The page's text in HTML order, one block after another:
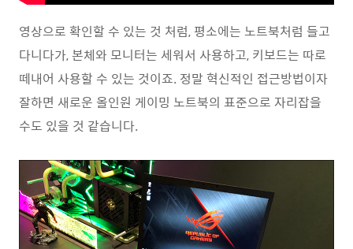
영상으로 확인할 수 있는 것 처럼, 평소에는 노트북처럼 들고
다니다가, 본체와 모니터는 세워서 사용하고, 키보드는 따로
떼내어 사용할 수 있는 것이죠. 정말 혁신적인 접근방법이자
잘하면 새로운 올인원 게이밍 노트북의 표준으로 자리잡을
수도 있을 것 같습니다.